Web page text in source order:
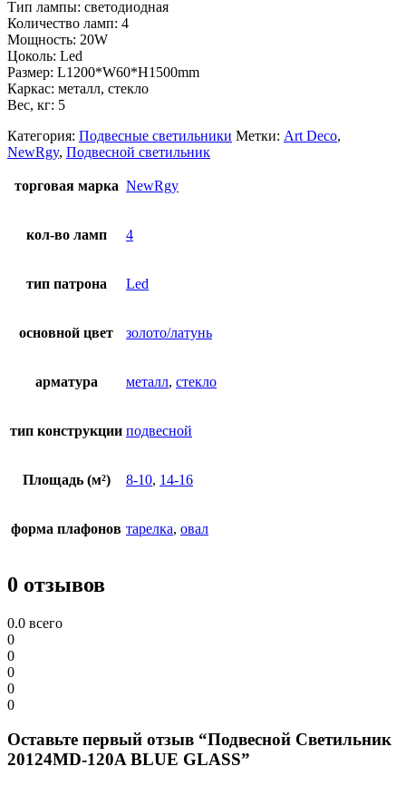
Тип лампы: светодиодная
Количество ламп: 4
Мощность: 20W
Цоколь: Led
Размер: L1200*W60*H1500mm
Каркас: металл, стекло
Вес, кг: 5
Категория: Подвесные светильники Метки: Art Deco,
NewRgy, Подвесной светильник
торговая марка NewRgy
кол-во ламп 4
тип патрона Led
основной цвет золото/латунь
арматура металл, стекло
тип конструкции подвесной
Площадь (м²) 8-10, 14-16
форма плафонов тарелка, овал
0 отзывов
0.0 всего
0
0
0
0
0
Оставьте первый отзыв “Подвесной Светильник
20124MD-120A BLUE GLASS”